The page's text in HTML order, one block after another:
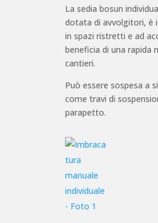
La sedia bosun
dotata di avvolgitori, è
in spazi ristretti e ad
beneficia di una rapida
cantieri.
Può essere sospesa a
come travi di
parapetto.